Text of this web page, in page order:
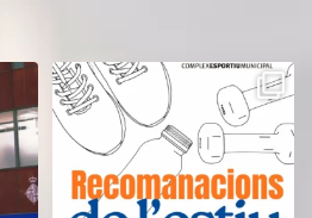
Aquest estiu, continua movent-te
i cuidant-te! ...
5 0